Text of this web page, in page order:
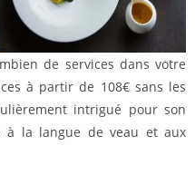
de services dans votre
à partir de 108€ sans les
intrigué pour son
à la langue de veau et aux